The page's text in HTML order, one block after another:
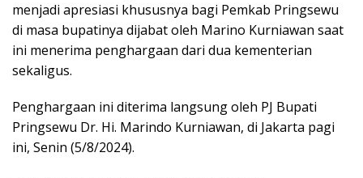
menjadi apresiasi khususnya bagi Pemkab Pringsewu
di masa bupatinya dijabat oleh Marino Kurniawan saat
ini menerima penghargaan dari dua kementerian
sekaligus.
Penghargaan ini diterima langsung oleh PJ Bupati
Pringsewu Dr. Hi. Marindo Kurniawan, di Jakarta pagi
ini, Senin (5/8/2024).